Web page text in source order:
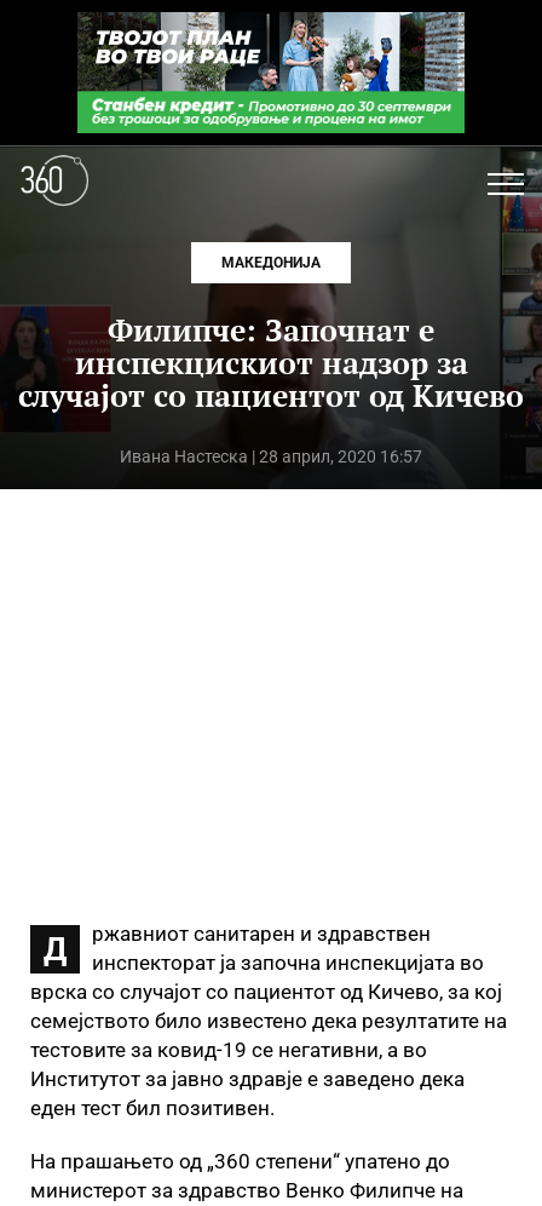
МАКЕДОНИЈА
Филипче: Започнат е
инспекцискиот надзор за
случајот со пациентот од Кичево
Ивана Настеска | 28 април, 2020 16:57
Д
ржавниот санитарен и здравствен
инспекторат ја започна инспекцијата во
врска со случајот со пациентот од Кичево, за кој
семејството било известено дека резултатите на
тестовите за ковид-19 се негативни, а во
Институтот за јавно здравје е заведено дека
еден тест бил позитивен.
На прашањето од „360 степени“ упатено до
министерот за здравство Венко Филипче на